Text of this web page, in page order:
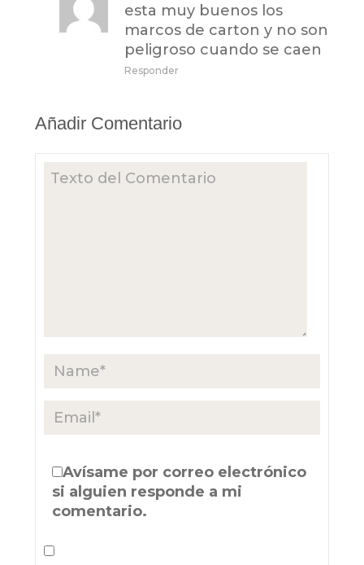
esta muy buenos los
marcos de carton y no son
peligroso cuando se caen
Responder
Añadir Comentario
Avísame por correo electrónico
si alguien responde a mi
comentario.